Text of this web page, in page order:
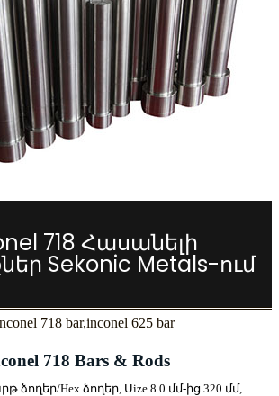
718 Հասանելի
Sekonic Metals-ում
718 Bars & Rods
ձողեր/Hex ձողեր, Սize 8.0 մմ-ից 320 մմ,